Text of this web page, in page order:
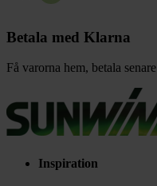
Betala med Klarna
Få varorna hem, betala senare
Inspiration